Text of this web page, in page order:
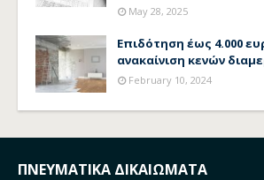
May 28, 2025
Επιδότηση έως 4.000
ανακαίνιση κενών
February 10, 2024
ΠΝΕΥΜΑΤΙΚΑ ΔΙΚΑΙΩΜΑΤΑ